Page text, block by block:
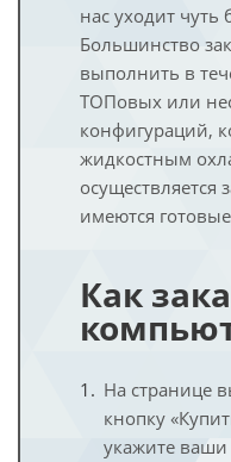
нас уходит чуть
Большинство
выполнить в
ТОПовых или
конфигураций,
жидкостным
осуществляется
имеются
Как
На странице
кнопку
укажите